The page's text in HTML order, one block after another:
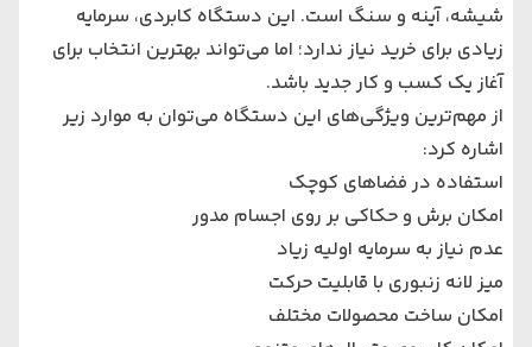
شیشه، آینه و سنگ است. این دستگاه‌ کابردی، سرمایه
زیادی برای خرید نیاز ندارد؛ اما می‌تواند بهترین انتخاب برای
آغاز یک کسب و کار جدید باشد.
از مهم‌ترین ویژگی‌های این دستگاه می‌توان به موارد زیر
اشاره کرد:
استفاده در فضاهای کوچک
امکان برش و حکاکی بر روی اجسام مدور
عدم نیاز به سرمایه اولیه زیاد
میز لانه زنبوری با قابلیت حرکت
امکان ساخت محصولات مختلف